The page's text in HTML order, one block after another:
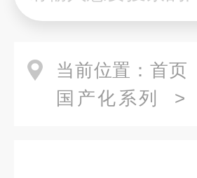
当前位置： 首页
国产化系列
>